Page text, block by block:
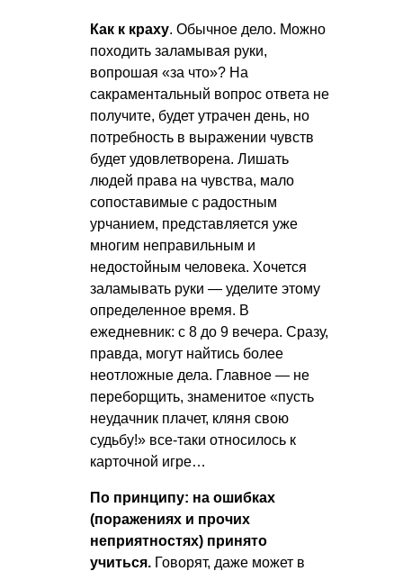
Как к краху. Обычное дело. Можно
походить заламывая руки,
вопрошая «за что»? На
сакраментальный вопрос ответа не
получите, будет утрачен день, но
потребность в выражении чувств
будет удовлетворена. Лишать
людей права на чувства, мало
сопоставимые с радостным
урчанием, представляется уже
многим неправильным и
недостойным человека. Хочется
заламывать руки — уделите этому
определенное время. В
ежедневник: с 8 до 9 вечера. Сразу,
правда, могут найтись более
неотложные дела. Главное — не
переборщить, знаменитое «пусть
неудачник плачет, кляня свою
судьбу!» все-таки относилось к
карточной игре…
По принципу: на ошибках
(поражениях и прочих
неприятностях) принято
учиться. Говорят, даже может в